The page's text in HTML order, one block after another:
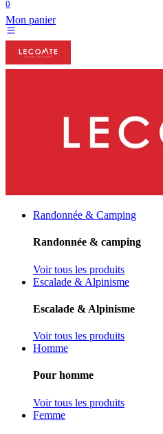
0
Mon panier
Randonnée & Camping
Randonnée & camping
Voir tous les produits
Escalade & Alpinisme
Escalade & Alpinisme
Voir tous les produits
Homme
Pour homme
Voir tous les produits
Femme